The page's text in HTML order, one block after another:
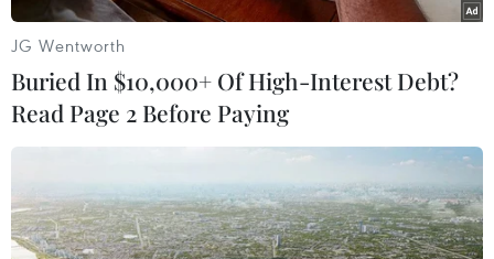
Liên hợp quốc mở rộng danh sách trừng
phạt Triều Tiên
31/03/2018 03:06
Hội đồng Bảo an Liên hợp quốc đã liệt vào "danh sách
JG Wentworth
Buried In $10,000+ Of High-Interest Debt?
Read Page 2 Before Paying